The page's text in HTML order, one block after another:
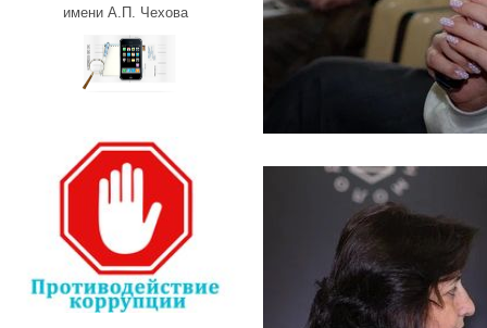
имени А.П. Чехова